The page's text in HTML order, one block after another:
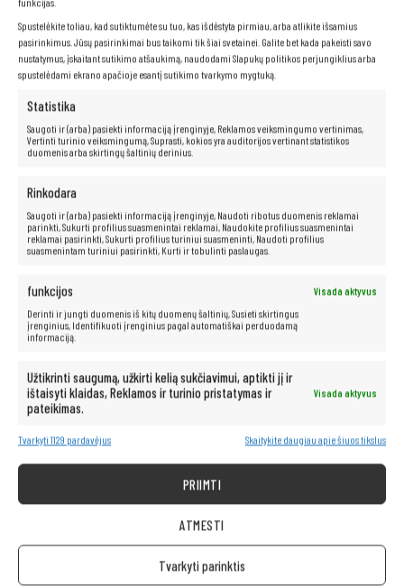
Spustelėkite toliau, kad sutiktumėte su tuo, kas išdėstyta pirmiau, arba atlikite išsamius
pasirinkimus. Jūsų pasirinkimai bus taikomi tik šiai svetainei. Galite bet kada pakeisti savo
nustatymus, įskaitant sutikimo atšaukimą, naudodami Slapukų politikos perjungiklius arba
spustelėdami ekrano apačioje esantį sutikimo tvarkymo mygtuką.
Statistika
Saugoti ir (arba) pasiekti informaciją įrenginyje, Reklamos veiksmingumo vertinimas,
Vertinti turinio veiksmingumą, Suprasti, kokios yra auditorijos vertinant statistikos
duomenis arba skirtingų šaltinių derinius.
Rinkodara
Saugoti ir (arba) pasiekti informaciją įrenginyje, Naudoti ribotus duomenis reklamai
parinkti, Sukurti profilius suasmenintai reklamai, Naudokite profilius suasmenintai
reklamai pasirinkti, Sukurti profilius turiniui suasmeninti, Naudoti profilius
suasmenintam turiniui pasirinkti, Kurti ir tobulinti paslaugas.
funkcijos
Visada aktyvus
Derinti ir jungti duomenis iš kitų duomenų šaltinių, Susieti skirtingus
įrenginius, Identifikuoti įrenginius pagal automatiškai perduodamą
informaciją.
Užtikrinti saugumą, užkirti kelią sukčiavimui, aptikti jį ir
ištaisyti klaidas, Reklamos ir turinio pristatymas ir
pateikimas.
Visada aktyvus
Tvarkyti 1129 pardavėjus Skaitykite daugiau apie šiuos tikslus
PRIIMTI
ATMESTI
Tvarkyti parinktis
Patogi klaviatūra
Ergonomiškai suprojektuota klaviatūra užtikrina patogų rašymą net ir
naudojimo patogumą.
Neribotos multimedijos galimybės – po
Kompiuteris taip pat idealiai tinka visoms multimedijos programoms.